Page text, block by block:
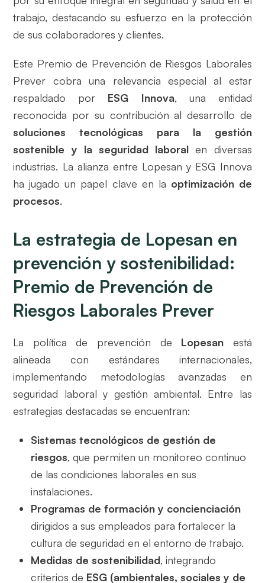
trabajo, destacando su esfuerzo en la protección
de sus colaboradores y clientes.
Este Premio de Prevención de Riesgos Laborales
Prever cobra una relevancia especial al estar
respaldado por ESG Innova, una entidad
reconocida por su contribución al desarrollo de
soluciones tecnológicas para la gestión
sostenible y la seguridad laboral en diversas
industrias. La alianza entre Lopesan y ESG Innova
ha jugado un papel clave en la optimización de
procesos.
La estrategia de Lopesan en
prevención y sostenibilidad:
Premio de Prevención de
Riesgos Laborales Prever
La política de prevención de Lopesan está
alineada con estándares internacionales,
implementando metodologías avanzadas en
seguridad laboral y gestión ambiental. Entre las
estrategias destacadas se encuentran:
Sistemas tecnológicos de gestión de
riesgos, que permiten un monitoreo continuo
de las condiciones laborales en sus
instalaciones.
Programas de formación y concienciación
dirigidos a sus empleados para fortalecer la
cultura de seguridad en el entorno de trabajo.
Medidas de sostenibilidad, integrando
criterios de ESG (ambientales, sociales y de